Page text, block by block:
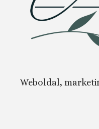
Weboldal,